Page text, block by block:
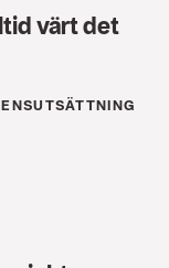
värt det